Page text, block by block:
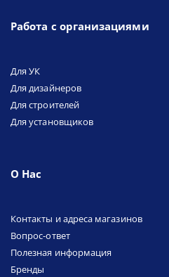
Работа с организациями
Для УК
Для дизайнеров
Для строителей
Для установщиков
О Нас
Контакты и адреса магазинов
Вопрос-ответ
Полезная информация
Бренды